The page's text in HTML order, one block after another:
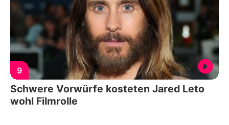
9
Schwere Vorwürfe kosteten Jared Leto
wohl Filmrolle